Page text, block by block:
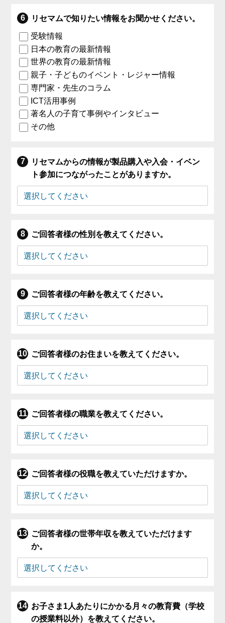
リセマムで知りたい情報をお聞かせください。
受験情報
日本の教育の最新情報
世界の教育の最新情報
親子・子どものイベント・レジャー情報
専門家・先生のコラム
ICT活用事例
著名人の子育て事例やインタビュー
その他
リセマムからの情報が製品購入や入会・イベン
ト参加につながったことがありますか。
ご回答者様の性別を教えてください。
ご回答者様の年齢を教えてください。
ご回答者様のお住まいを教えてください。
ご回答者様の職業を教えてください。
ご回答者様の役職を教えていただけますか。
ご回答者様の世帯年収を教えていただけます
か。
お子さま1人あたりにかかる月々の教育費（学校
の授業料以外）を教えてください。